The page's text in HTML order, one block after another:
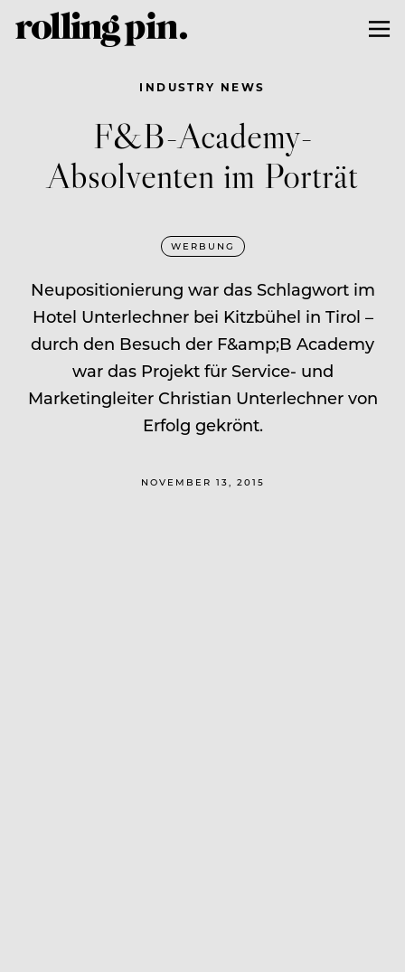
INDUSTRY NEWS
F&B-Academy-
Absolventen im Porträt
WERBUNG
Neupositionierung war das Schlagwort im
Hotel Unterlechner bei Kitzbühel in Tirol –
durch den Besuch der F&amp;B Academy
war das Projekt für Service- und
Marketingleiter Christian Unterlechner von
Erfolg gekrönt.
NOVEMBER 13, 2015